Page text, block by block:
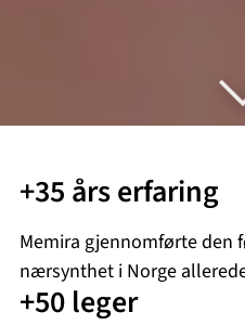
+35 års erfaring
Memira gjennomførte den
nærsynthet i Norge
+50 leger